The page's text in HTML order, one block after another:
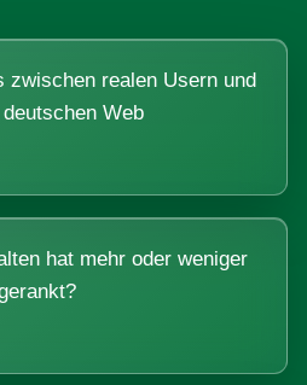
zwischen realen Usern und
Web
hat mehr oder weniger